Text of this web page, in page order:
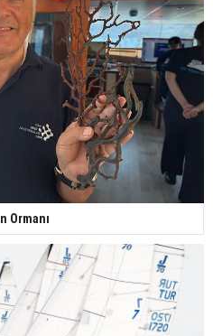
Ormanı